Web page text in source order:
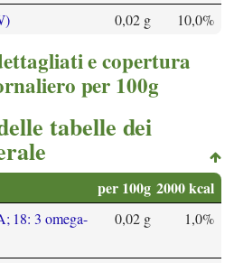
0,02 g 10,0%
e copertura
per 100g
tabelle dei
per 100g 2000 kcal
18: 3 omega-
0,02 g 1,0%